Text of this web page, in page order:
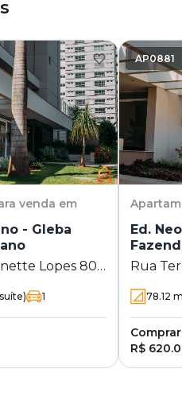
venda em
- Gleba
Lopes 80 -
1
AP0881
Ed.
Rua
78.12
R$